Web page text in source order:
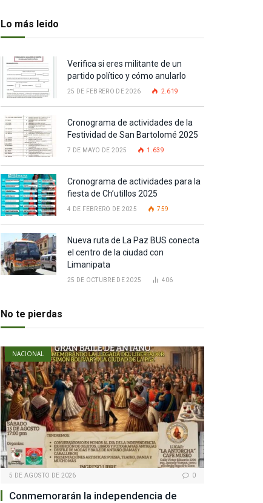
Lo más leido
Verifica si eres militante de un
partido político y cómo anularlo
25 DE FEBRERO DE 2026 2.619
Cronograma de actividades de la
Festividad de San Bartolomé 2025
7 DE MAYO DE 2025 1.639
Cronograma de actividades para la
fiesta de Ch’utillos 2025
4 DE FEBRERO DE 2025 759
Nueva ruta de La Paz BUS conecta
el centro de la ciudad con
Limanipata
25 DE OCTUBRE DE 2025 406
No te pierdas
NACIONAL
5 DE AGOSTO DE 2026 0
Conmemorarán la independencia de